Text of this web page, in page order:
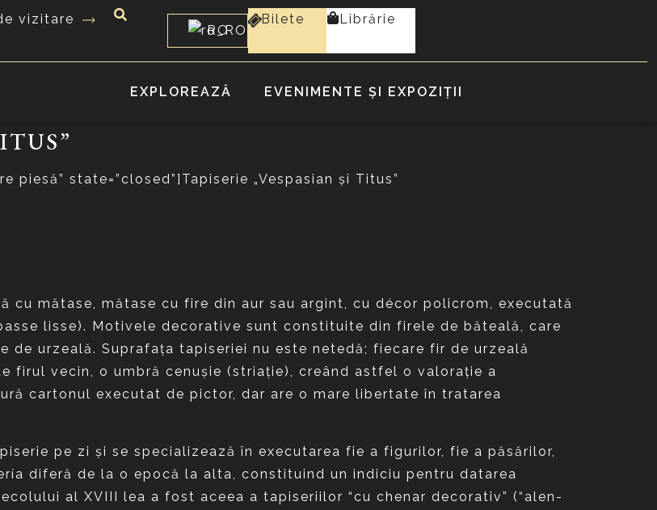
vizitare
RO
Bilete Librărie
EXPLOREAZĂ EVENIMENTE ȘI EXPOZIȚII
state=”closed”]Tapiserie „Vespasian şi Titus”
cu mătase, mătase cu fire din aur sau argint, cu décor policrom, executată
lisse). Motivele decorative sunt constituite din firele de băteală, care
de urzeală. Suprafaţa tapiseriei nu este netedă; fiecare fir de urzeală
firul vecin, o umbră cenuşie (striaţie), creând astfel o valoraţie a
cartonul executat de pictor, dar are o mare libertate în tratarea
pe zi şi se specializează în executarea fie a figurilor, fie a păsărilor,
diferă de la o epocă la alta, constituind un indiciu pentru datarea
al XVIII lea a fost aceea a tapiseriilor “cu chenar decorativ” (“alen-